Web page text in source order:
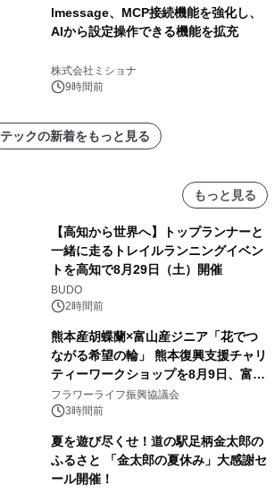
lmessage、MCP接続機能を強化し、
AIから設定操作できる機能を拡充
株式会社ミショナ
9時間前
テックの新着をもっと見る
もっと見る
【高知から世界へ】トップランナーと
一緒に走るトレイルランニングイベン
トを高知で8月29日（土）開催
BUDO
2時間前
熊本産胡蝶蘭×富山産ジニア「花でつ
ながる希望の輪」 熊本復興支援チャリ
ティーワークショップを8月9日、富
山・射水で開催
フラワーライフ振興協議会
3時間前
夏を遊び尽くせ！道の駅足柄金太郎の
ふるさと 「金太郎の夏休み」大感謝セ
ール開催！